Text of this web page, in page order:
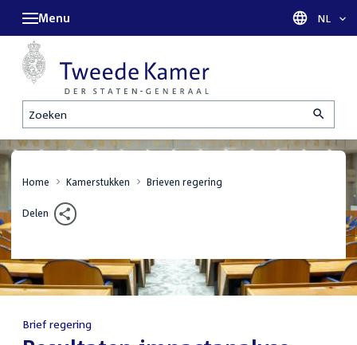
Zoeken
Menu Taal
NL
Home Kamerstukken Brieven regering
Delen
Brief regering
: